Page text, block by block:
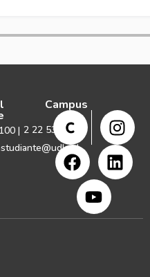
| 2 22 531 999
Campus